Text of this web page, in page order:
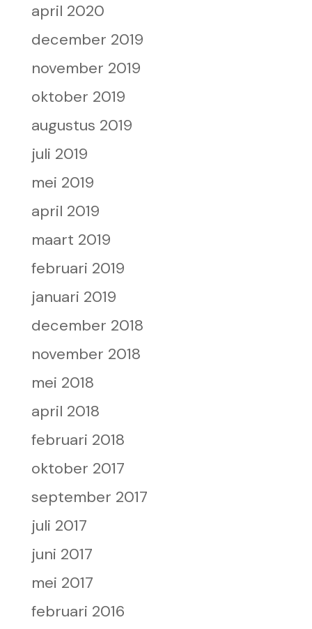
april 2020
december 2019
november 2019
oktober 2019
augustus 2019
juli 2019
mei 2019
april 2019
maart 2019
februari 2019
januari 2019
december 2018
november 2018
mei 2018
april 2018
februari 2018
oktober 2017
september 2017
juli 2017
juni 2017
mei 2017
februari 2016